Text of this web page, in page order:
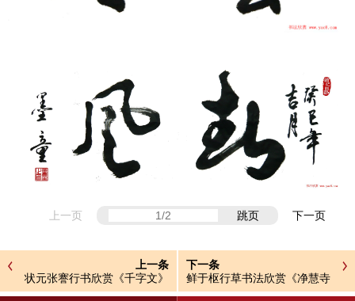
上一页 跳页 下一页
上一条
状元张謇行书欣赏《千字文》
下一条
鲜于枢行草书法欣赏《净慧寺
四绝》